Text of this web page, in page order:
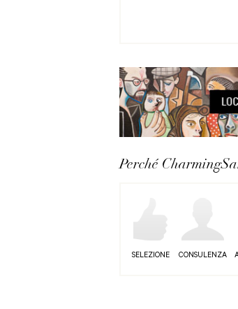
Perché
SELEZIONE CONSULENZA